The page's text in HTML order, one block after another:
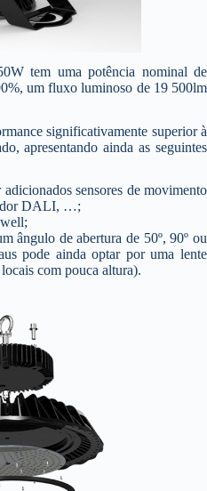
tem uma potência nominal de
um fluxo luminoso de 19 500lm
significativamente superior à
apresentando ainda as seguintes
sensores de movimento
DALI, …;
ângulo de abertura de 50º, 90º ou
pode ainda optar por uma lente
com pouca altura).